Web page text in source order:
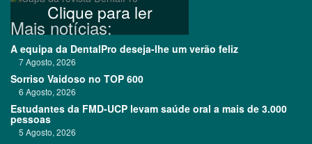
Clique para ler
Mais notícias:
A equipa da DentalPro deseja-lhe um verão feliz
7 Agosto, 2026
Sorriso Vaidoso no TOP 600
6 Agosto, 2026
Estudantes da FMD-UCP levam saúde oral a mais de 3.000
pessoas
5 Agosto, 2026